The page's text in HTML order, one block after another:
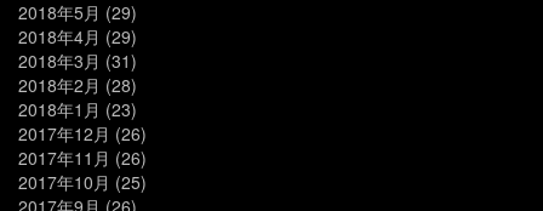
2018年5月 (29)
2018年4月 (29)
2018年3月 (31)
2018年2月 (28)
2018年1月 (23)
2017年12月 (26)
2017年11月 (26)
2017年10月 (25)